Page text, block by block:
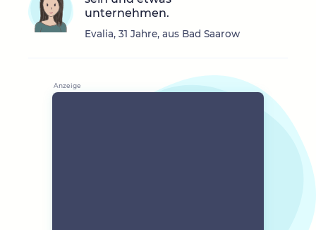
unternehmen.
Evalia, 31 Jahre, aus Bad Saarow